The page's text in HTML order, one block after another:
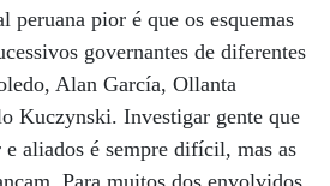
peruana pior é que os esquemas
governantes de diferentes
Alan García, Ollanta
Kuczynski. Investigar gente que
aliados é sempre difícil, mas as
Para muitos dos envolvidos